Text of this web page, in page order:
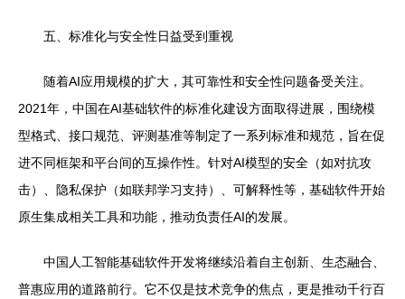
五、标准化与安全性日益受到重视
随着AI应用规模的扩大，其可靠性和安全性问题备受关注。
2021年，中国在AI基础软件的标准化建设方面取得进展，围绕模
型格式、接口规范、评测基准等制定了一系列标准和规范，旨在促
进不同框架和平台间的互操作性。针对AI模型的安全（如对抗攻
击）、隐私保护（如联邦学习支持）、可解释性等，基础软件开始
原生集成相关工具和功能，推动负责任AI的发展。
中国人工智能基础软件开发将继续沿着自主创新、生态融合、
普惠应用的道路前行。它不仅是技术竞争的焦点，更是推动千行百